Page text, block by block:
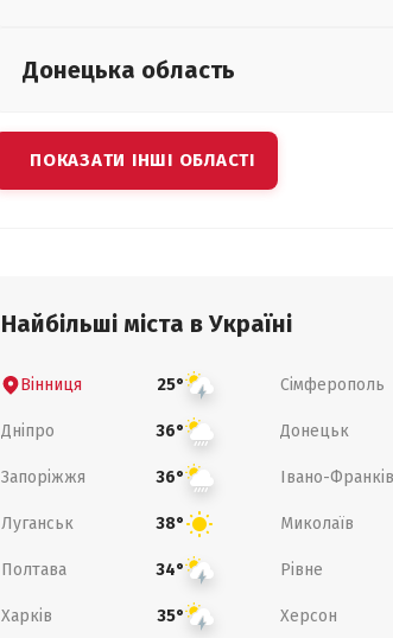
Донецька область
ПОКАЗАТИ ІНШІ ОБЛАСТІ
Найбільші міста в Україні
Вінниця 25° Сімферополь
Дніпро 36° Донецьк
Запоріжжя 36° Івано-
Луганськ 38° Миколаїв
Полтава 34° Рівне
Харків 35° Херсон